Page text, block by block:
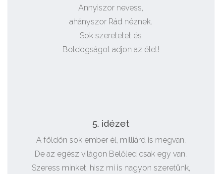
Annyiszor nevess,
ahányszor Rád néznek.
Sok szeretetet és
Boldogságot adjon az élet!
5. idézet
A földön sok ember él, milliárd is megvan.
De az egész világon Belőled csak egy van.
Szeress minket, hisz mi is nagyon szeretünk,